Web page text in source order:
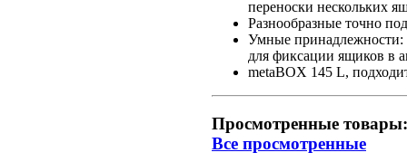
переноски нескольких
Разнообразные точно
Умные принадлежности:
для фиксации ящиков в
metaBOX 145 L,
Просмотренные товары:
Все просмотренные